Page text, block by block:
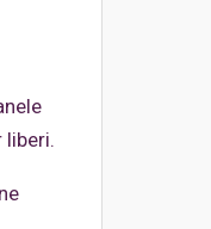
liberi.